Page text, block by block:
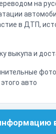
на
в ДТП,
выкупа и
авто